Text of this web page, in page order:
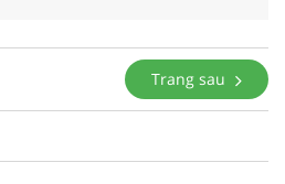
Trang sau